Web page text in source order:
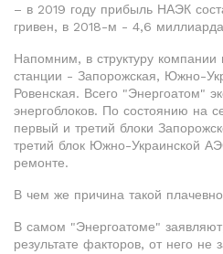
– в 2019 году прибыль НАЭК
гривен, в 2018-м - 4,6 миллиарда
Напомним, в структуру компании
станции - Запорожская, Южно-
Ровенская. Всего "Энергоатом"
энергоблоков. По состоянию на
первый и третий блоки
третий блок Южно-Украинской
ремонте.
В чем же причина такой
В самом "Энергоатоме"
результате факторов, от него не